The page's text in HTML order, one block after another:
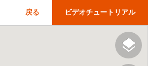
ビデオチュートリアル
戻る